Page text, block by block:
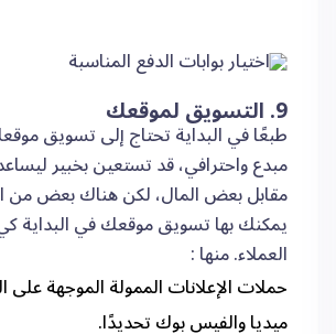
9. التسويق لموقعك
طبعًا في البداية تحتاج إلى تسويق
مبدع واحترافي، قد تستعين بخبير
مقابل بعض المال، لكن هناك بعض من
يمكنك بها تسويق موقعك في البداية
العملاء. منها :
حملات الإعلانات الممولة الموجهة
ميديا والفيس بوك تحديدًا.